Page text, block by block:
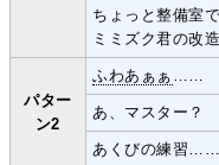
ちょっと整備室で
ミミズク君の改
パター
ン2
ふわあぁぁ
あ、マスター？
あくびの練習……